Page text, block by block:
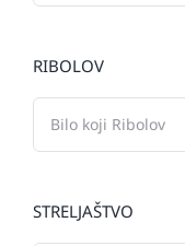
RIBOLOV
STRELJAŠTVO